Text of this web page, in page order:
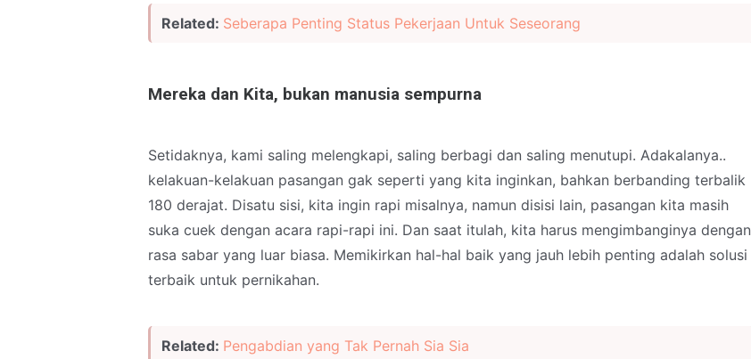
Related: Seberapa Penting Status Pekerjaan Untuk Seseorang
Mereka dan Kita, bukan manusia sempurna
Setidaknya, kami saling melengkapi, saling berbagi dan saling menutupi. Adakalanya..
kelakuan-kelakuan pasangan gak seperti yang kita inginkan, bahkan berbanding terbalik
180 derajat. Disatu sisi, kita ingin rapi misalnya, namun disisi lain, pasangan kita masih
suka cuek dengan acara rapi-rapi ini. Dan saat itulah, kita harus mengimbanginya dengan
rasa sabar yang luar biasa. Memikirkan hal-hal baik yang jauh lebih penting adalah solusi
terbaik untuk pernikahan.
Related: Pengabdian yang Tak Pernah Sia Sia